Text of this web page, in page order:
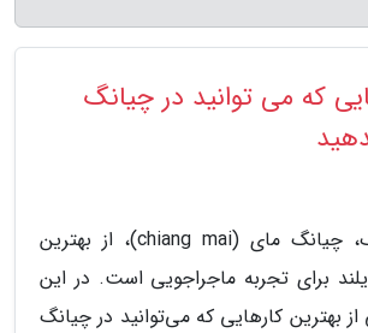
که می توانید در چیانگ
به گزارش باتسک، چیانگ مای (chiang mai)، از بهترین
برای تجربه ماجراجویی است. در این
از بهترین کارهایی که می‌توانید در چیانگ